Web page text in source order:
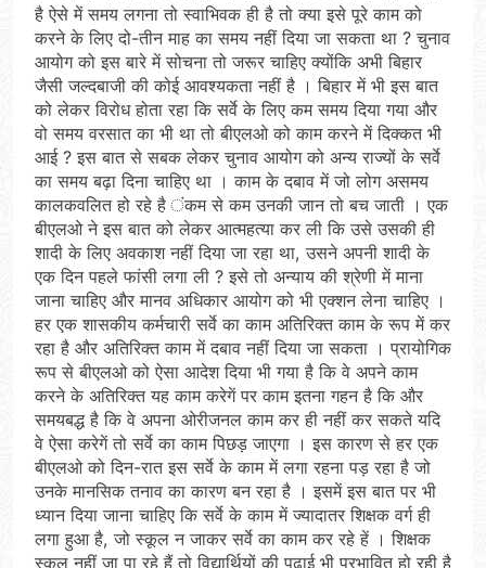
है ऐसे में समय लगना तो स्वाभिवक ही है तो क्या इसे पूरे काम को
करने के लिए दो-तीन माह का समय नहीं दिया जा सकता था ? चुनाव
आयोग को इस बारे में सोचना तो जरूर चाहिए क्योंकि अभी बिहार
जैसी जल्दबाजी की कोई आवश्यकता नहीं है । बिहार में भी इस बात
को लेकर विरोध होता रहा कि सर्वे के लिए कम समय दिया गया और
वो समय वरसात का भी था तो बीएलओ को काम करने में दिक्कत भी
आई ? इस बात से सबक लेकर चुनाव आयोग को अन्य राज्यों के सर्वे
का समय बढ़ा दिना चाहिए था । काम के दबाव में जो लोग असमय
कालकवलित हो रहे है ंकम से कम उनकी जान तो बच जाती । एक
बीएलओ ने इस बात को लेकर आत्महत्या कर ली कि उसे उसकी ही
शादी के लिए अवकाश नहीं दिया जा रहा था, उसने अपनी शादी के
एक दिन पहले फांसी लगा ली ? इसे तो अन्याय की श्रेणी में माना
जाना चाहिए और मानव अधिकार आयोग को भी एक्शन लेना चाहिए ।
हर एक शासकीय कर्मचारी सर्वे का काम अतिरिक्त काम के रूप में कर
रहा है और अतिरिक्त काम में दबाव नहीं दिया जा सकता । प्रायोगिक
रूप से बीएलओ को ऐसा आदेश दिया भी गया है कि वे अपने काम
करने के अतिरिक्त यह काम करेगें पर काम इतना गहन है कि और
समयबद्ध है कि वे अपना ओरीजनल काम कर ही नहीं कर सकते यदि
वे ऐसा करेगें तो सर्वे का काम पिछड़ जाएगा । इस कारण से हर एक
बीएलओ को दिन-रात इस सर्वे के काम में लगा रहना पड़ रहा है जो
उनके मानसिक तनाव का कारण बन रहा है । इसमें इस बात पर भी
ध्यान दिया जाना चाहिए कि सर्वे के काम में ज्यादातर शिक्षक वर्ग ही
लगा हुआ है, जो स्कूल न जाकर सर्वे का काम कर रहे हें । शिक्षक
स्कूल नहीं जा पा रहे हैं तो विद्यार्थियों की पढ़ाई भी प्रभावित हो रही है